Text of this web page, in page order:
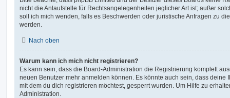
nicht die Anlaufstelle für Rechtsangelegenheiten jeglicher Art ist; außer
soll ich mich wenden, falls es Beschwerden oder juristische Anfragen zu
werden.
Nach oben
Warum kann ich mich nicht registrieren?
Es kann sein, dass die Board-Administration die Registrierung komplett
neuen Benutzer mehr anmelden können. Es könnte auch sein, dass deine
mit dem du dich registrieren möchtest, gesperrt wurden. Um Hilfe zu
Administration.